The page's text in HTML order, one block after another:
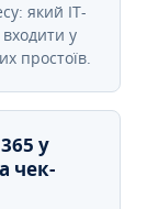
який IT-
у
простоїв.
у
чек-